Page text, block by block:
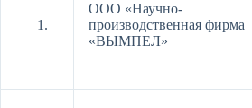
ООО «Научно-
производственная фирма
«ВЫМПЕЛ»